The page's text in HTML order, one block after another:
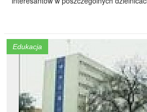
Edukacja